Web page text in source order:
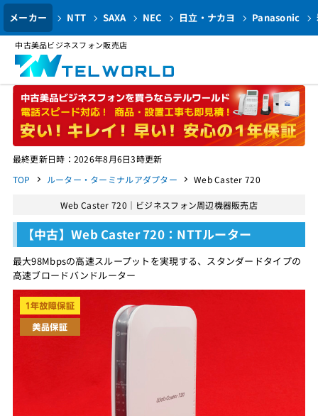
メーカー NTT SAXA NEC 日立・ナカヨ Panasonic
中古美品ビジネスフォン販売店
最終更新日時：2026年8月6日3時更新
TOP
ルーター・ターミナルアダプター Web Caster 720
Web Caster 720｜ビジネスフォン周辺機器販売店
【中古】Web Caster 720：NTTルーター
最大98Mbpsの高速スループットを実現する、スタンダードタイプの
高速ブロードバンドルーター